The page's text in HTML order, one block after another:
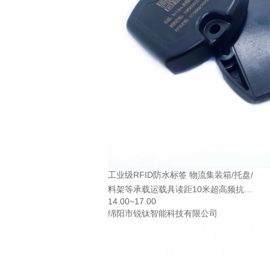
工业级RFID防水标签 物流集装箱/托盘/
料架等承载运载具读距10米超高频抗金
属电子标签—Steeltrak
14.00~17.00
绵阳市锐钛智能科技有限公司